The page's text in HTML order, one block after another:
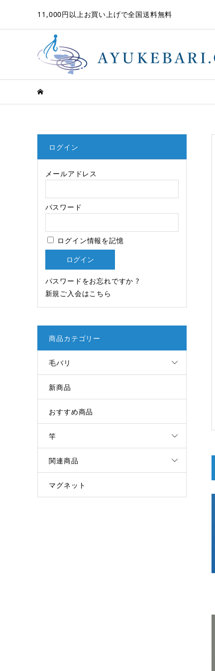
11,000円以上お買い上げで全国送料無料
ログイン
メールアドレス
パスワード
ログイン情報を記憶
パスワードをお忘れですか ?
新規ご入会はこちら
商品カテゴリー
毛バリ
新商品
おすすめ商品
竿
関連商品
マグネット